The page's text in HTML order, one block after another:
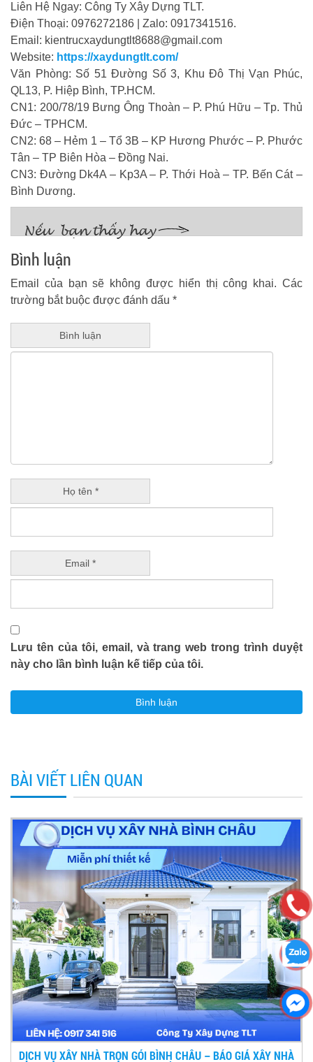
Liên Hệ Ngay: Công Ty Xây Dựng TLT.
Điện Thoại: 0976272186 | Zalo: 0917341516.
Email: kientrucxaydungtlt8688@gmail.com
Website: https://xaydungtlt.com/
Văn Phòng: Số 51 Đường Số 3, Khu Đô Thị Vạn Phúc,
QL13, P. Hiệp Bình, TP.HCM.
CN1: 200/78/19 Bưng Ông Thoàn – P. Phú Hữu – Tp. Thủ
Đức – TPHCM.
CN2: 68 – Hẻm 1 – Tổ 3B – KP Hương Phước – P. Phước
Tân – TP Biên Hòa – Đồng Nai.
CN3: Đường Dk4A – Kp3A – P. Thới Hoà – TP. Bến Cát –
Bình Dương.
Bình luận
Email của bạn sẽ không được hiển thị công khai. Các
trường bắt buộc được đánh dấu *
Bình luận
Họ tên *
Email *
Lưu tên của tôi, email, và trang web trong trình duyệt
này cho lần bình luận kế tiếp của tôi.
BÀI VIẾT LIÊN QUAN
DỊCH VỤ XÂY NHÀ TRỌN GÓI BÌNH CHÂU – BÁO GIÁ XÂY NHÀ